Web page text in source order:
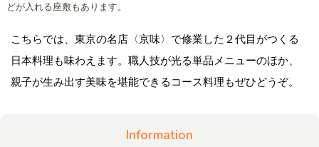
どが入れる座敷もあります。
こちらでは、東京の名店〈京味〉で修業した２代目がつくる
日本料理も味わえます。職人技が光る単品メニューのほか、
親子が生み出す美味を堪能できるコース料理もぜひどうぞ。
Information